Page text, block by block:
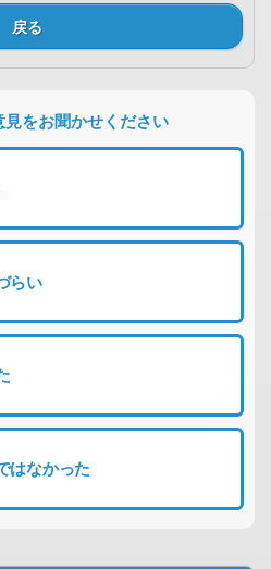
戻る
をお聞かせください
らい
はなかった